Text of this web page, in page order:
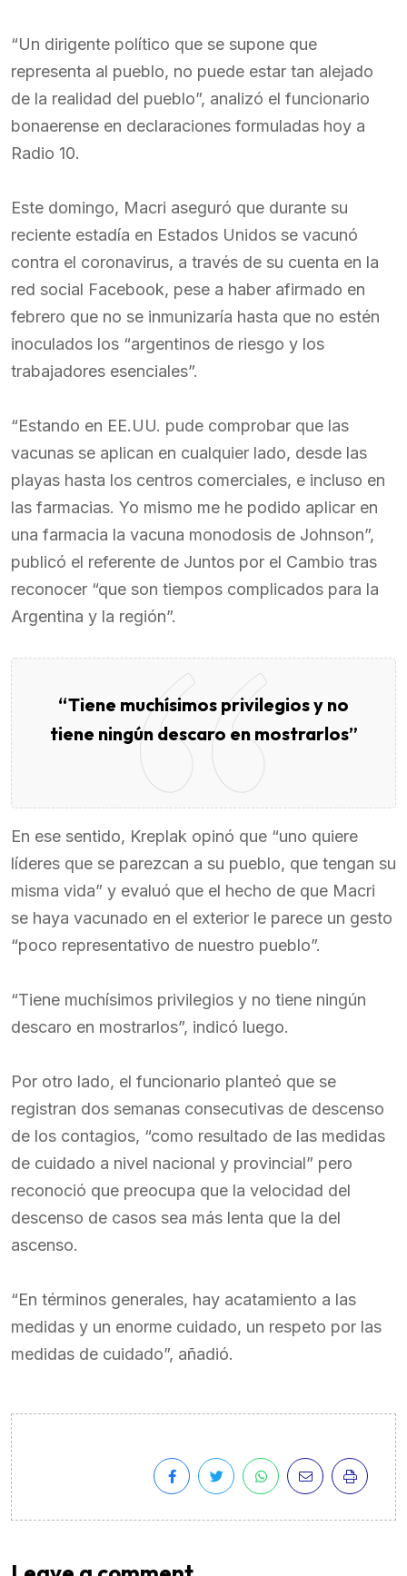
“Un dirigente político que se supone que
representa al pueblo, no puede estar tan alejado
de la realidad del pueblo”, analizó el funcionario
bonaerense en declaraciones formuladas hoy a
Radio 10.
Este domingo, Macri aseguró que durante su
reciente estadía en Estados Unidos se vacunó
contra el coronavirus, a través de su cuenta en la
red social Facebook, pese a haber afirmado en
febrero que no se inmunizaría hasta que no estén
inoculados los “argentinos de riesgo y los
trabajadores esenciales”.
“Estando en EE.UU. pude comprobar que las
vacunas se aplican en cualquier lado, desde las
playas hasta los centros comerciales, e incluso en
las farmacias. Yo mismo me he podido aplicar en
una farmacia la vacuna monodosis de Johnson”,
publicó el referente de Juntos por el Cambio tras
reconocer “que son tiempos complicados para la
Argentina y la región”.
“Tiene muchísimos privilegios y no
tiene ningún descaro en mostrarlos”
En ese sentido, Kreplak opinó que “uno quiere
líderes que se parezcan a su pueblo, que tengan su
misma vida” y evaluó que el hecho de que Macri
se haya vacunado en el exterior le parece un gesto
“poco representativo de nuestro pueblo”.
“Tiene muchísimos privilegios y no tiene ningún
descaro en mostrarlos”, indicó luego.
Por otro lado, el funcionario planteó que se
registran dos semanas consecutivas de descenso
de los contagios, “como resultado de las medidas
de cuidado a nivel nacional y provincial” pero
reconoció que preocupa que la velocidad del
descenso de casos sea más lenta que la del
ascenso.
“En términos generales, hay acatamiento a las
medidas y un enorme cuidado, un respeto por las
medidas de cuidado”, añadió.